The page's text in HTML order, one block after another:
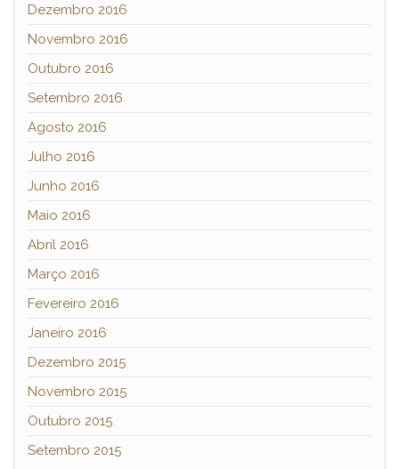
Dezembro 2016
Novembro 2016
Outubro 2016
Setembro 2016
Agosto 2016
Julho 2016
Junho 2016
Maio 2016
Abril 2016
Março 2016
Fevereiro 2016
Janeiro 2016
Dezembro 2015
Novembro 2015
Outubro 2015
Setembro 2015